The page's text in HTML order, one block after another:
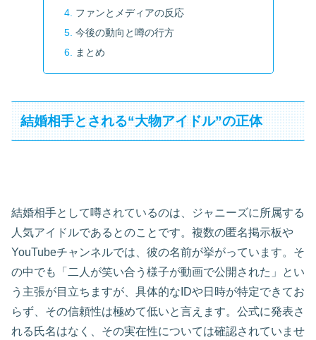
ファンとメディアの反応
今後の動向と噂の行方
まとめ
結婚相手とされる“大物アイドル”の正体
結婚相手として噂されているのは、ジャニーズに所属する
人気アイドルであるとのことです。複数の匿名掲示板や
YouTubeチャンネルでは、彼の名前が挙がっています。そ
の中でも「二人が笑い合う様子が動画で公開された」とい
う主張が目立ちますが、具体的なIDや日時が特定できてお
らず、その信頼性は極めて低いと言えます。公式に発表さ
れる氏名はなく、その実在性については確認されていませ